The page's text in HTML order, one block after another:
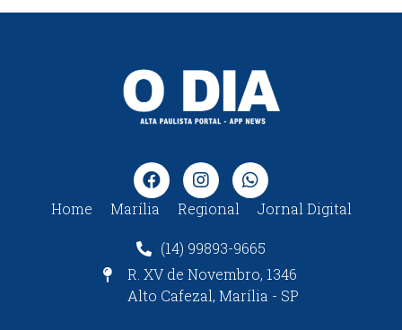
Home Marília Regional Jornal Digital
(14) 99893-9665
R. XV de Novembro, 1346
Alto Cafezal, Marília - SP